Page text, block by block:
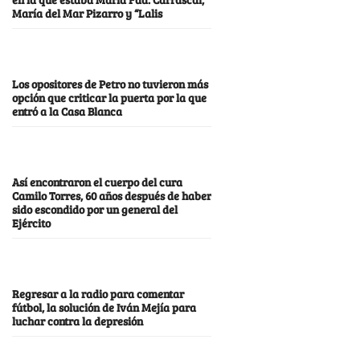
María del Mar Pizarro y “Lalis
Los opositores de Petro no tuvieron más
opción que criticar la puerta por la que
entró a la Casa Blanca
Así encontraron el cuerpo del cura
Camilo Torres, 60 años después de haber
sido escondido por un general del
Ejército
Regresar a la radio para comentar
fútbol, la solución de Iván Mejía para
luchar contra la depresión